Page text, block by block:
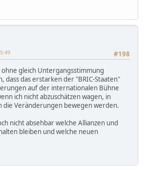
#198
gleich Untergangsstimmung
dass das erstarken der "BRIC-Staaten"
auf der internationalen Bühne
ich nicht abzuschätzen wagen, in
die Veränderungen bewegen werden.
nicht absehbar welche Allianzen und
bleiben und welche neuen